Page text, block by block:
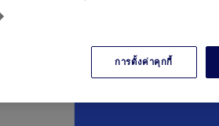
การตั้งค่าคุกกี้